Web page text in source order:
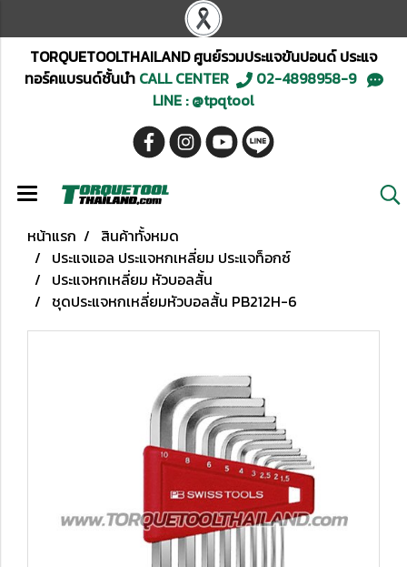
TORQUETOOLTHAILAND ศูนย์รวมประแจขันปอนด์ ประแจ
ทอร์คแบรนด์ชั้นนำCALL CENTER
02-4898958-9
LINE : @tpqtool
หน้าแรก
สินค้าทั้งหมด
ประแจแอล ประแจหกเหลี่ยม ประแจท็อกซ์
ประแจหกเหลี่ยม หัวบอลสั้น
ชุดประแจหกเหลี่ยมหัวบอลสั้น PB212H-6